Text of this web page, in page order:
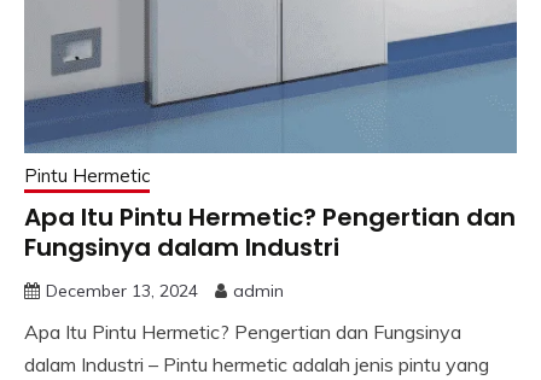
Pintu Hermetic
Apa Itu Pintu Hermetic? Pengertian dan
Fungsinya dalam Industri
December 13, 2024 admin
Apa Itu Pintu Hermetic? Pengertian dan Fungsinya
dalam Industri – Pintu hermetic adalah jenis pintu yang